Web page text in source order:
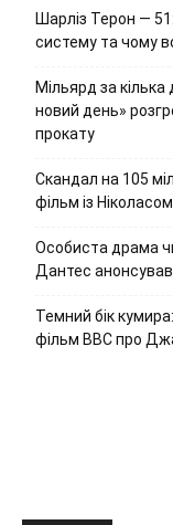
Шарліз Терон —
систему та чому
Мільярд за
новий день»
прокату
Скандал на 105
фільм із
Особиста драма чи
Дантес
Темний бік
фільм ВВС про